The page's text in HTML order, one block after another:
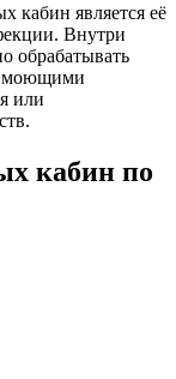
кабин является её
Внутри
обрабатывать
моющими
или
кабин по